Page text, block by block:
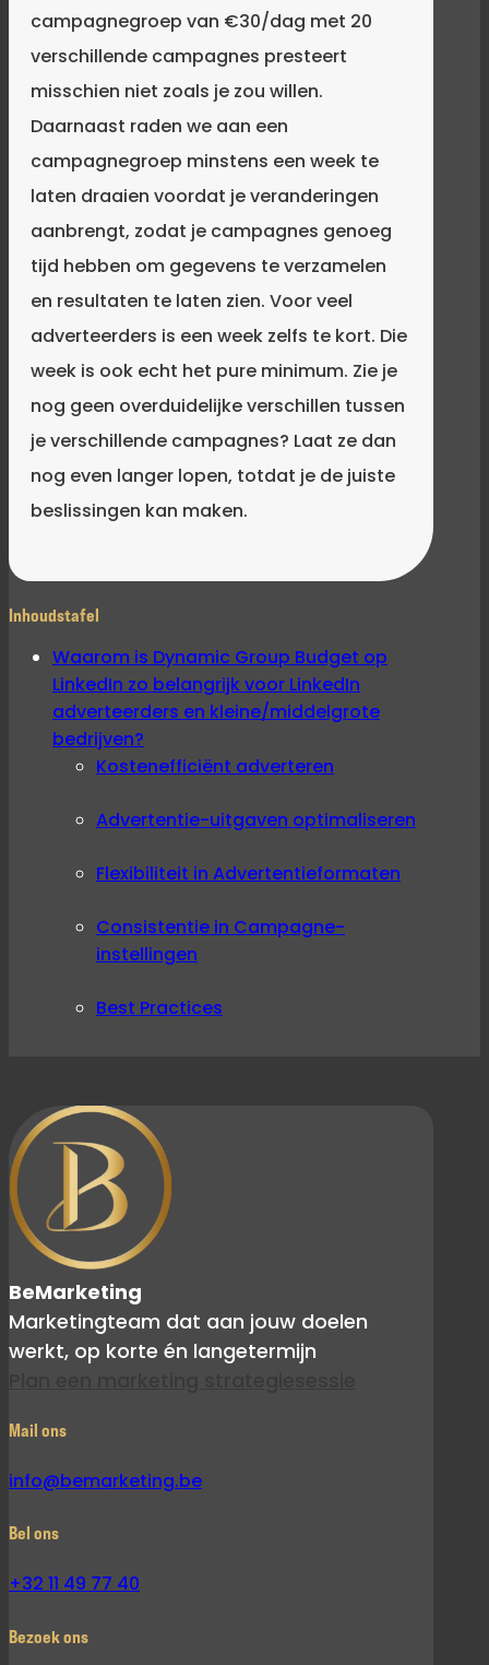
campagnegroep van €30/dag met 20
verschillende campagnes presteert
misschien niet zoals je zou willen.
Daarnaast raden we aan een
campagnegroep minstens een week te
laten draaien voordat je veranderingen
aanbrengt, zodat je campagnes genoeg
tijd hebben om gegevens te verzamelen
en resultaten te laten zien. Voor veel
adverteerders is een week zelfs te kort. Die
week is ook echt het pure minimum. Zie je
nog geen overduidelijke verschillen tussen
je verschillende campagnes? Laat ze dan
nog even langer lopen, totdat je de juiste
beslissingen kan maken.
Inhoudstafel
Waarom is Dynamic Group Budget op
LinkedIn zo belangrijk voor LinkedIn
adverteerders en kleine/middelgrote
bedrijven?
Kostenefficiënt adverteren
Advertentie-uitgaven optimaliseren
Flexibiliteit in Advertentieformaten
Consistentie in Campagne-
instellingen
Best Practices
BeMarketing
Marketingteam dat aan jouw doelen
werkt, op korte én langetermijn
Mail ons
info@bemarketing.be
Bel ons
+32 11 49 77 40
Bezoek ons